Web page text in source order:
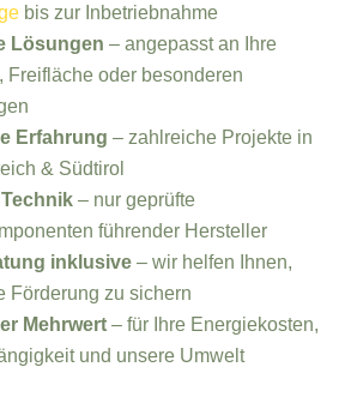
bis zur Inbetriebnahme
Lösungen – angepasst an Ihre
Freifläche oder besonderen
Erfahrung – zahlreiche Projekte in
& Südtirol
– nur geprüfte
führender Hersteller
inklusive – wir helfen Ihnen,
Förderung zu sichern
Mehrwert – für Ihre Energiekosten,
und unsere Umwelt